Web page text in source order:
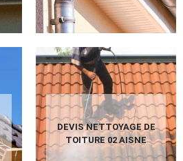
DEVIS NETTOYAGE DE
TOITURE 02 AISNE